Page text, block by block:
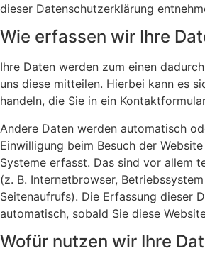
dieser Datenschutzerklärung
Wie erfassen wir Ihre
Ihre Daten werden zum einen
uns diese mitteilen. Hierbei kann es
handeln, die Sie in ein
Andere Daten werden automatisch
Einwilligung beim Besuch der
Systeme erfasst. Das sind vor allem
(z. B. Internetbrowser,
Seitenaufrufs). Die Erfassung dieser
automatisch, sobald Sie diese
Wofür nutzen wir Ihre